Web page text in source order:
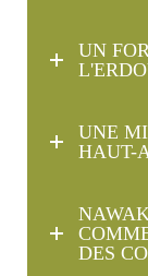
UN
UNE
HAUT-
DES